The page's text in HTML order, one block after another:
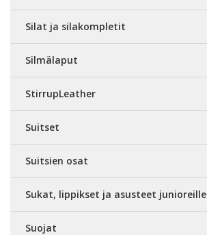
Silat ja silakompletit
Silmälaput
StirrupLeather
Suitset
Suitsien osat
Sukat, lippikset ja asusteet junioreille
Suojat